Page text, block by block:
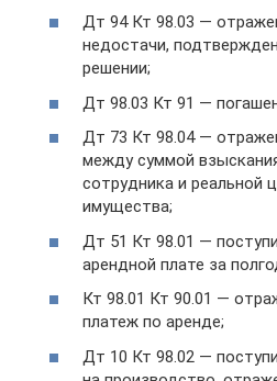
Дт 94 Кт 98.03 —
недостачи,
решении;
Дт 98.03 Кт 91 —
Дт 73 Кт 98.04 —
между суммой
сотрудника и реальной
имущества;
Дт 51 Кт 98.01 —
арендной плате за
Кт 98.01 Кт 90.01 —
платеж по аренде;
Дт 10 Кт 98.02 —